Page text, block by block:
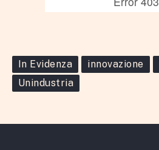
In Evidenza innovazione
Unindustria